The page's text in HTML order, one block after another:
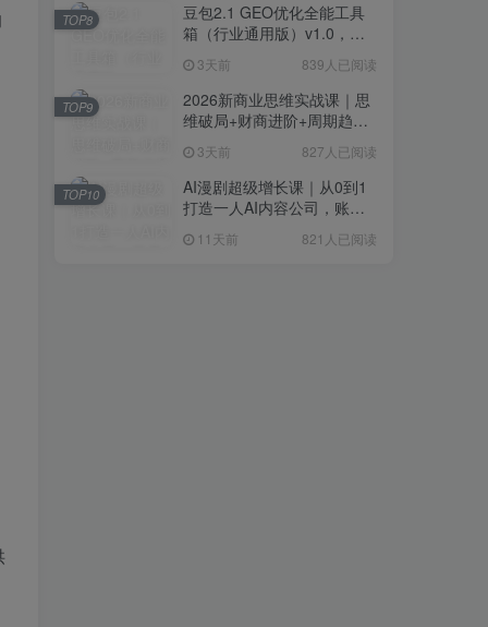
豆包2.1 GEO优化全能工具
箱（行业通用版）v1.0，会
景 3天前 839人已阅读
TOP8
2026新商业思维实战课｜思
维破局+财商进阶+周期趋势
度解析全体系
3天前 827人已阅读
TOP9
AI漫剧超级增长课｜从0到1
打造一人AI内容公司，账号
流程实战
11天前 821人已阅读
TOP10